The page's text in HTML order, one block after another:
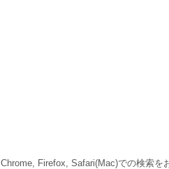
Chrome, Firefox, Safari(Mac)での検索を